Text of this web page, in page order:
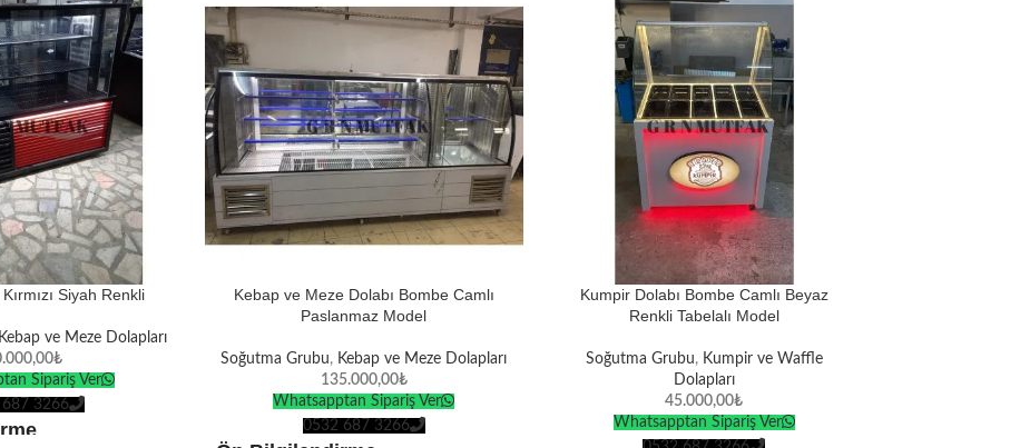
Siyah Renkli
Kebap ve Meze Dolapları
₺
Sipariş Ver
3266
Kebap ve Meze Dolabı Bombe Camlı
Paslanmaz Model
Soğutma Grubu, Kebap ve Meze Dolapları
135.000,00₺
Whatsapptan Sipariş Ver
0532 687 3266
Kumpir Dolabı Bombe Camlı Beyaz
Renkli Tabelalı Model
Soğutma Grubu, Kumpir ve Waffle
Dolapları
45.000,00₺
Whatsapptan Sipariş Ver